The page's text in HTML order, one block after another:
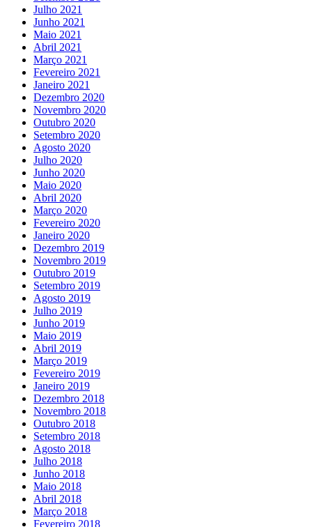
Julho 2021
Junho 2021
Maio 2021
Abril 2021
Março 2021
Fevereiro 2021
Janeiro 2021
Dezembro 2020
Novembro 2020
Outubro 2020
Setembro 2020
Agosto 2020
Julho 2020
Junho 2020
Maio 2020
Abril 2020
Março 2020
Fevereiro 2020
Janeiro 2020
Dezembro 2019
Novembro 2019
Outubro 2019
Setembro 2019
Agosto 2019
Julho 2019
Junho 2019
Maio 2019
Abril 2019
Março 2019
Fevereiro 2019
Janeiro 2019
Dezembro 2018
Novembro 2018
Outubro 2018
Setembro 2018
Agosto 2018
Julho 2018
Junho 2018
Maio 2018
Abril 2018
Março 2018
Fevereiro 2018